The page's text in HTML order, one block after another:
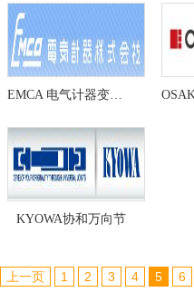
EMCA 电气计器变压器
KYOWA协和万向节
上一页 1 2 3 4 5 6